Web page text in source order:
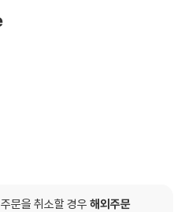
문을 취소할 경우 해외주문